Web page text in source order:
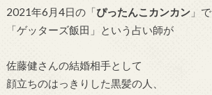
2021年6月4日の「ぴったんこカンカン」で
「ゲッターズ飯田」という占い師が
佐藤健さんの結婚相手として
顔立ちのはっきりした黒髪の人、